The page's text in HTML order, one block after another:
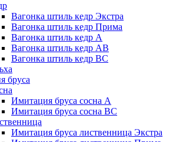
Вагонка штиль кедр Экстра
Вагонка штиль кедр Прима
Вагонка штиль кедр А
Вагонка штиль кедр AB
Вагонка штиль кедр BC
бруса
Имитация бруса сосна А
Имитация бруса сосна BC
Имитация бруса лиственница Экстра